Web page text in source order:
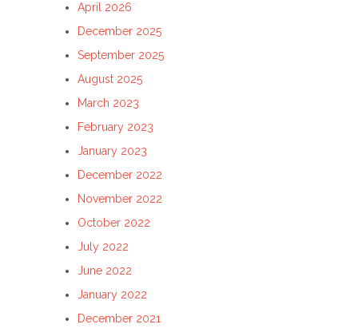
April 2026
December 2025
September 2025
August 2025
March 2023
February 2023
January 2023
December 2022
November 2022
October 2022
July 2022
June 2022
January 2022
December 2021